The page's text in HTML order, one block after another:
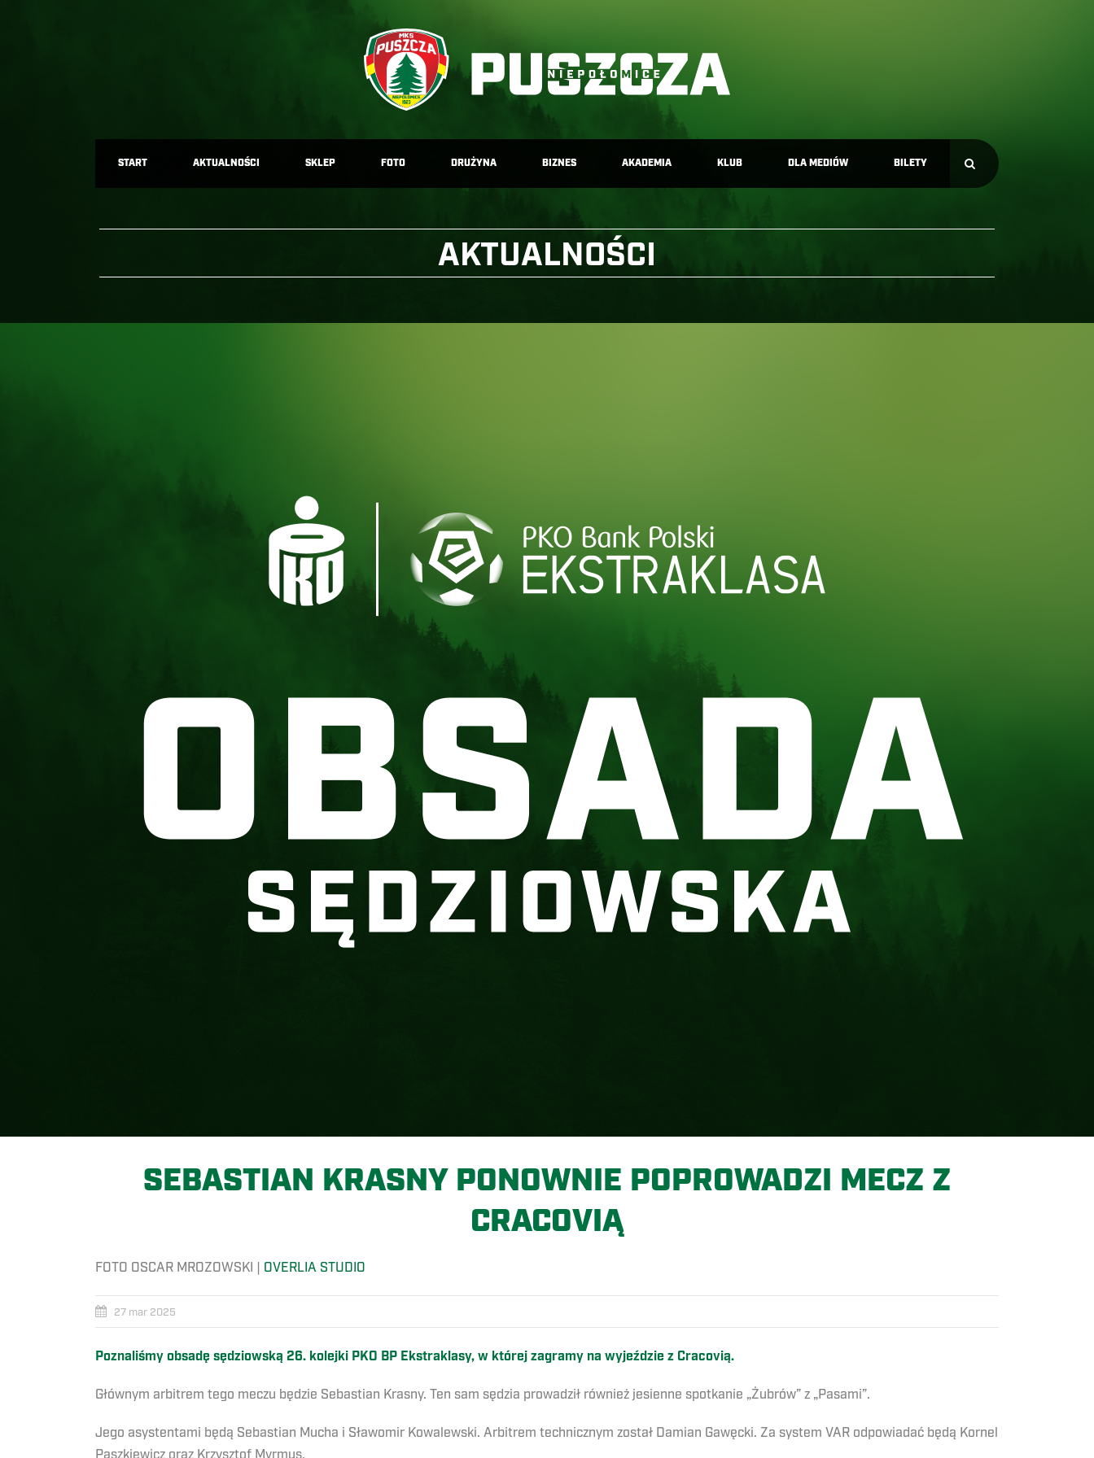
START AKTUALNOŚCI SKLEP FOTO DRUŻYNA BIZNES AKADEMIA KLUB DLA MEDIÓW BILETY
AKTUALNOŚCI
SEBASTIAN KRASNY PONOWNIE POPROWADZI MECZ Z
CRACOVIĄ
FOTO OSCAR MROZOWSKI | OVERLIA STUDIO
27 mar 2025
Poznaliśmy obsadę sędziowską 26. kolejki PKO BP Ekstraklasy, w której zagramy na wyjeździe z Cracovią.
Głównym arbitrem tego meczu będzie Sebastian Krasny. Ten sam sędzia prowadził również jesienne spotkanie „Żubrów” z „Pasami”.
Jego asystentami będą Sebastian Mucha i Sławomir Kowalewski. Arbitrem technicznym został Damian Gawęcki. Za system VAR odpowiadać będą Kornel